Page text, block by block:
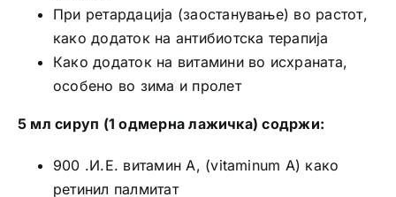
При ретардација (заостанување) во растот,
како додаток на антибиотска терапија
Како додаток на витамини во исхраната,
особено во зима и пролет
5 мл сируп (1 одмерна лажичка) содржи:
900 .И.Е. витамин А, (vitaminum А) како
ретинил палмитат